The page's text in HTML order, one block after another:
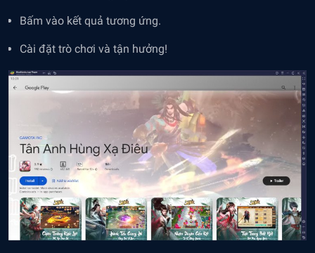
Bấm vào kết quả tương ứng.
Cài đặt trò chơi và tận hưởng!